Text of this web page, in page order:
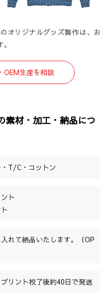
オリジナルグッズ製作は、お
OEM生産を相談
素材・加工・納品につ
T/C・コットン
ト
れて納品いたします。（OP
リント校了後約40日で発送